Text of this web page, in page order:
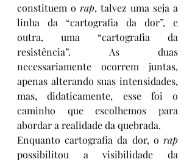
constituem o rap, talvez uma seja a
linha da “cartografia da dor”, e
outra, uma “cartografia da
resistência”. As duas
necessariamente ocorrem juntas,
apenas alterando suas intensidades,
mas, didaticamente, esse foi o
caminho que escolhemos para
abordar a realidade da quebrada.
Enquanto cartografia da dor, o rap
possibilitou a visibilidade da